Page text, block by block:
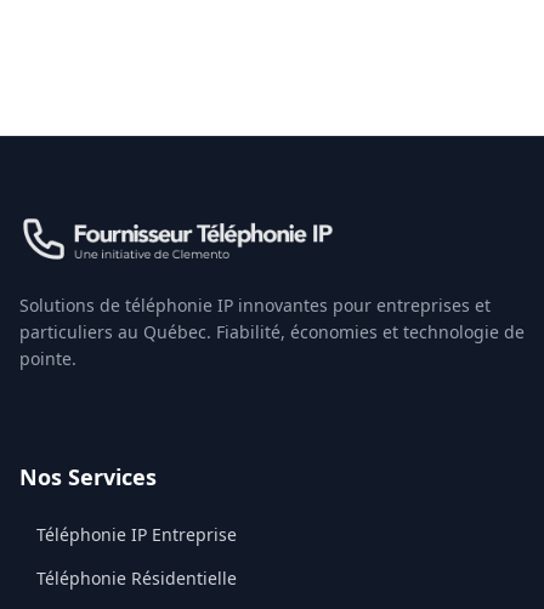
Solutions de téléphonie IP innovantes pour entreprises et
particuliers au Québec. Fiabilité, économies et technologie de
pointe.
Nos Services
Téléphonie IP Entreprise
Téléphonie Résidentielle